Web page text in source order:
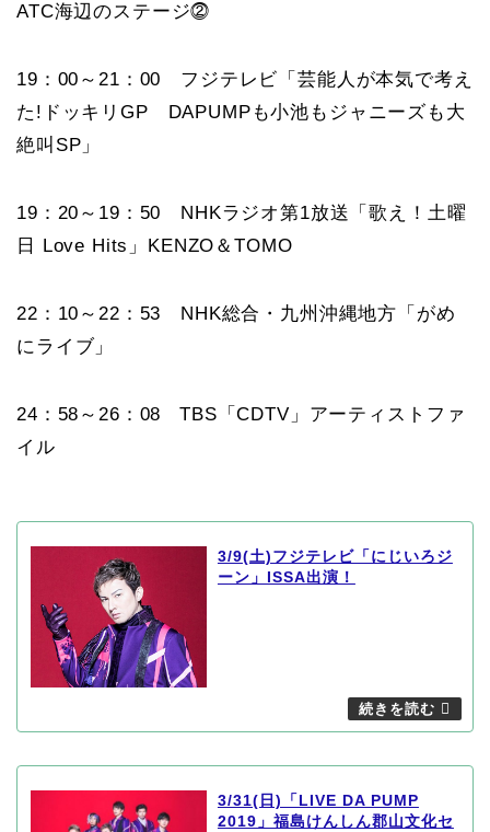
ATC海辺のステージ⓶
19：00～21：00 フジテレビ「芸能人が本気で考え
た!ドッキリGP DAPUMPも小池もジャニーズも大
絶叫SP」
19：20～19：50 NHKラジオ第1放送「歌え！土曜
日 Love Hits」KENZO＆TOMO
22：10～22：53 NHK総合・九州沖縄地方「がめ
にライブ」
24：58～26：08 TBS「CDTV」アーティストファ
イル
3/9(土)フジテレビ「にじいろジ
ーン」ISSA出演！
3/31(日)「LIVE DA PUMP
2019」福島けんしん郡山文化セ